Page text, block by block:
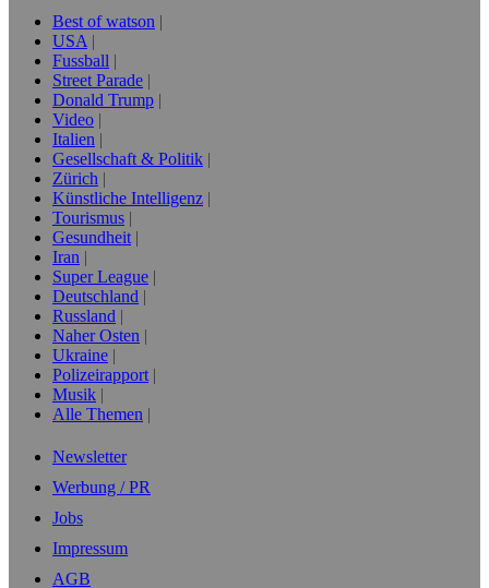
Best of watson
USA
Fussball
Street Parade
Donald Trump
Video
Italien
Gesellschaft & Politik
Zürich
Künstliche Intelligenz
Tourismus
Gesundheit
Iran
Super League
Deutschland
Russland
Naher Osten
Ukraine
Polizeirapport
Musik
Alle Themen
Newsletter
Werbung / PR
Jobs
Impressum
AGB